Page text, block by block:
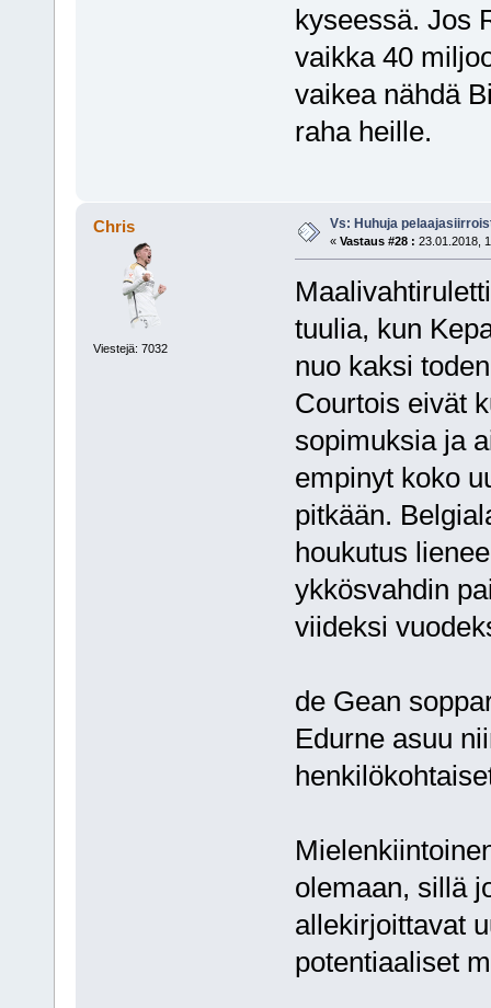
kyseessä. Jos
vaikka 40
vaikea nähdä
raha heille.
Chris
Viestejä: 7032
Vs: Huhuja
« Vastaus #28 : 23.01.2018,
tuulia, kun
nuo kaksi
Courtois eivät
sopimuksia ja
empinyt koko
pitkään.
houkutus
ykkösvahdin
viideksi
de Gean
Edurne asuu
olemaan, sillä
allekirjoittavat
potentiaaliset